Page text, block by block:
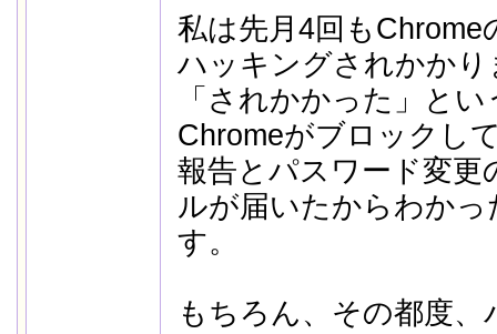
私は先月4回も
ハッキングされかかり
「されかかった」と
Chromeがブロックし
報告とパスワード変更
ルが届いたからわか
す。
もちろん、その都度